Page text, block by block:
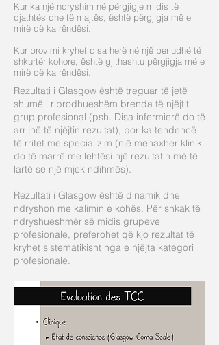
Kur ka një ndryshim në përgjigje midis të
djathtës dhe të majtës, është përgjigja më e
mirë që ka rëndësi.
Kur provimi kryhet disa herë në një periudhë të
shkurtër kohore, është gjithashtu përgjigja më e
mirë që ka rëndësi.
Rezultati i Glasgow është treguar të jetë
shumë i riprodhueshëm brenda të njëjtit
grup profesional (psh. Disa infermierë do të
arrijnë të njëjtin rezultat), por ka tendencë
të rritet me specializim (një menaxher klinik
do të marrë me lehtësi një rezultatin më të
lartë se një mjek ndihmës).
Rezultati i Glasgow është dinamik dhe
ndryshon me kalimin e kohës. Për shkak të
ndryshueshmërisë midis grupeve
profesionale, preferohet që kjo rezultat të
kryhet sistematikisht nga e njëjta kategori
profesionale.